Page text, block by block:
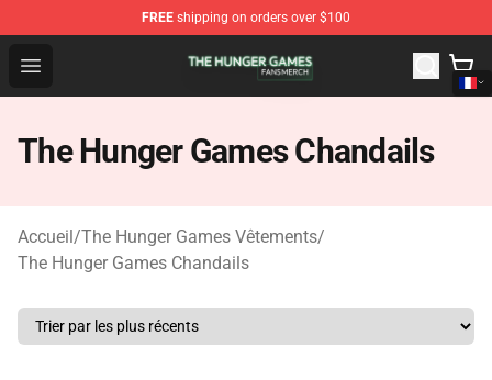
FREE shipping on orders over $100
Open menu
The Hunger Games Shop - Official The Hunger Games
The Hunger Games Chandails
Accueil/The Hunger Games Vêtements/
The Hunger Games Chandails